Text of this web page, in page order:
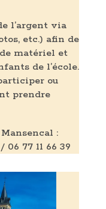
l’argent via
etc.) afin de
matériel et
de l’école.
ou
prendre
:
77 11 66 39